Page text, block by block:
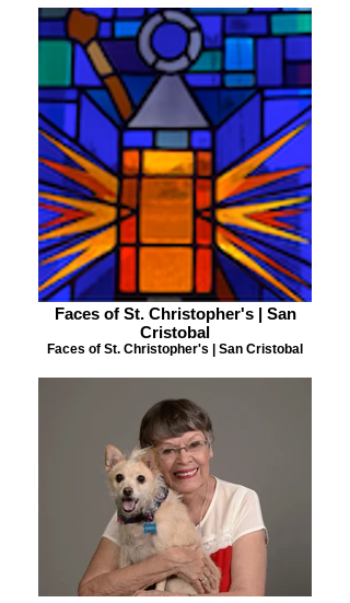
Faces of St. Christopher's | San
Cristobal
Faces of St. Christopher's | San Cristobal